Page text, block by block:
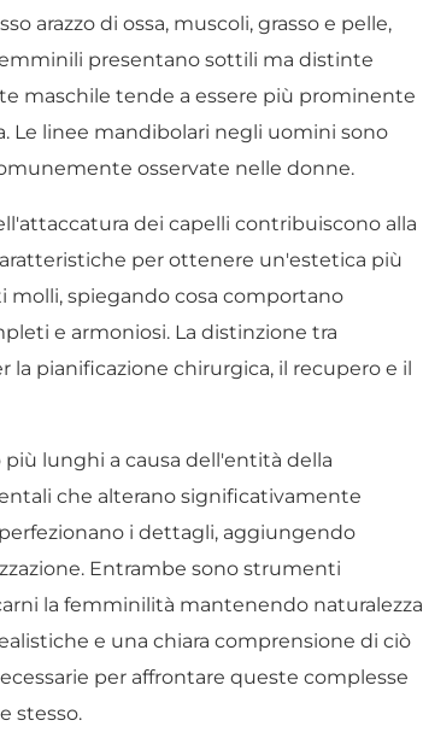
arazzo di ossa, muscoli, grasso e pelle,
presentano sottili ma distinte
maschile tende a essere più prominente
Le linee mandibolari negli uomini sono
osservate nelle donne.
dei capelli contribuiscono alla
per ottenere un'estetica più
molli, spiegando cosa comportano
e armoniosi. La distinzione tra
pianificazione chirurgica, il recupero e il
lunghi a causa dell'entità della
che alterano significativamente
i dettagli, aggiungendo
Entrambe sono strumenti
la femminilità mantenendo naturalezza
e una chiara comprensione di ciò
per affrontare queste complesse
stesso.